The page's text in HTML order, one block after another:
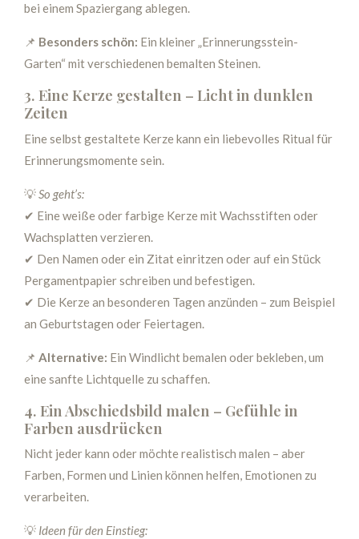
bei einem Spaziergang ablegen.
📌 Besonders schön: Ein kleiner „Erinnerungsstein-
Garten“ mit verschiedenen bemalten Steinen.
3. Eine Kerze gestalten – Licht in dunklen
Zeiten
Eine selbst gestaltete Kerze kann ein liebevolles Ritual für
Erinnerungsmomente sein.
💡So geht’s:
✔ Eine weiße oder farbige Kerze mit Wachsstiften oder
Wachsplatten verzieren.
✔ Den Namen oder ein Zitat einritzen oder auf ein Stück
Pergamentpapier schreiben und befestigen.
✔ Die Kerze an besonderen Tagen anzünden – zum Beispiel
an Geburtstagen oder Feiertagen.
📌 Alternative: Ein Windlicht bemalen oder bekleben, um
eine sanfte Lichtquelle zu schaffen.
4. Ein Abschiedsbild malen – Gefühle in
Farben ausdrücken
Nicht jeder kann oder möchte realistisch malen – aber
Farben, Formen und Linien können helfen, Emotionen zu
verarbeiten.
💡 Ideen für den Einstieg: